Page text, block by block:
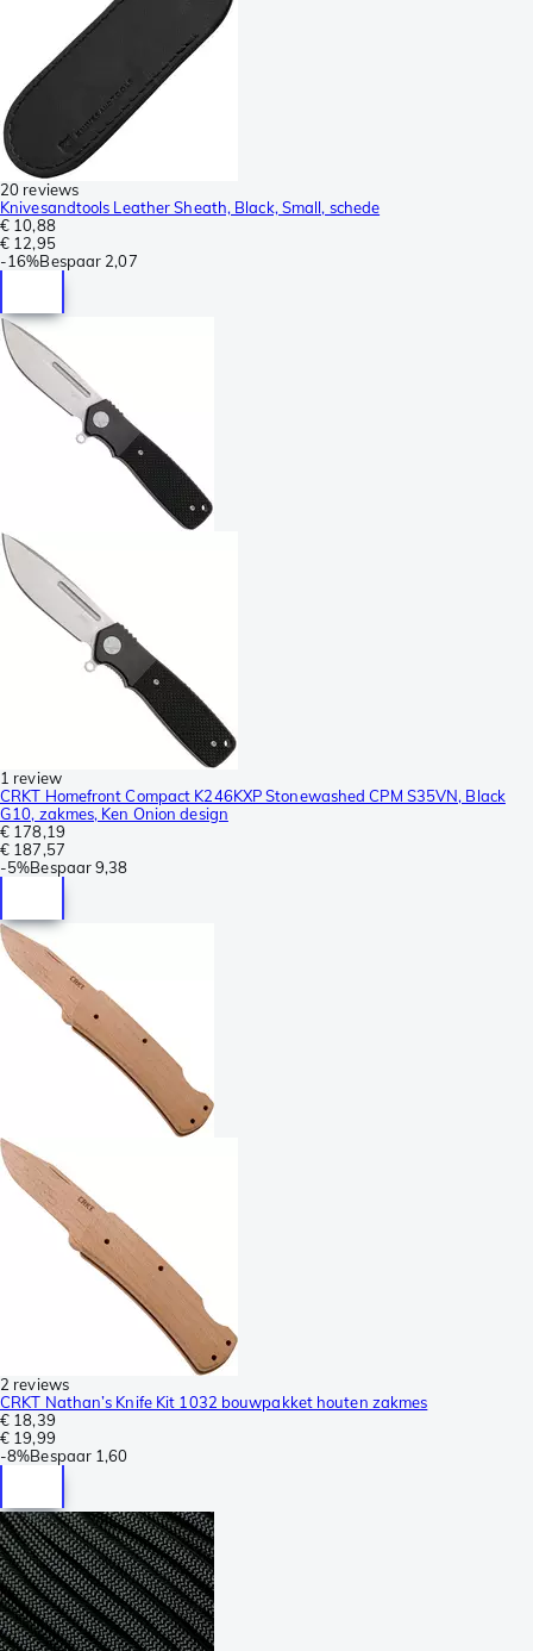
20 reviews
Knivesandtools Leather Sheath, Black, Small, schede
€ 10,88
€ 12,95
-16%Bespaar 2,07
1 review
CRKT Homefront Compact K246KXP Stonewashed CPM S35VN, Black
G10, zakmes, Ken Onion design
€ 178,19
€ 187,57
-5%Bespaar9,38
2 reviews
CRKT Nathan’s Knife Kit 1032 bouwpakket houten zakmes
€ 18,39
€ 19,99
-8%Bespaar 1,60